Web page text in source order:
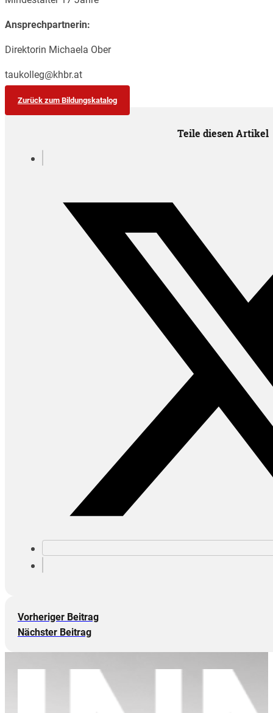
Ansprechpartnerin:
Direktorin Michaela Ober
taukolleg@khbr.at
Zurück zum Bildungskatalog
Teile diesen Artikel
Vorheriger Beitrag
Nächster Beitrag